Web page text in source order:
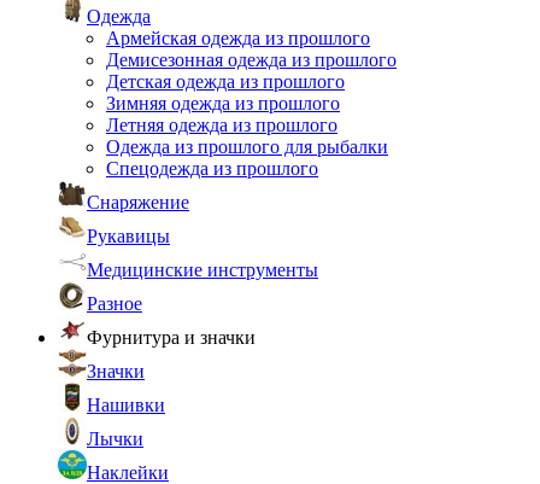
Одежда
Армейская одежда из прошлого
Демисезонная одежда из прошлого
Детская одежда из прошлого
Зимняя одежда из прошлого
Летняя одежда из прошлого
Одежда из прошлого для рыбалки
Спецодежда из прошлого
Снаряжение
Рукавицы
Медицинские инструменты
Разное
Фурнитура и значки
Значки
Нашивки
Лычки
Наклейки